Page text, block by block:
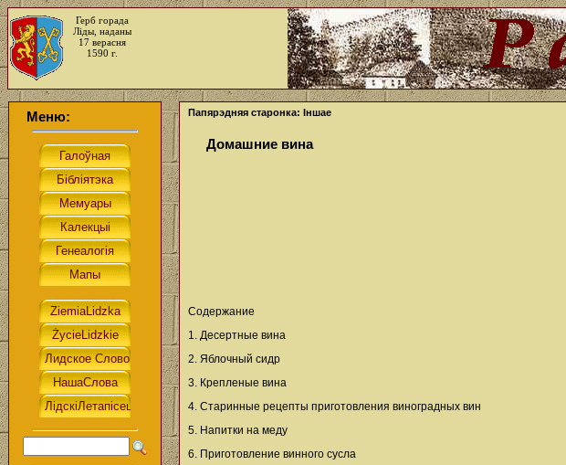
Герб горада
Ліды, наданы
17 верасня
1590 г.
Меню: Папярэдняя старонка: Іншае
Домашние вина
Содержание
1. Десертные вина
2. Яблочный сидр
3. Крепленые вина
4. Старинные рецепты приготовления виноградных вин
5. Напитки на меду
6. Приготовление винного сусла